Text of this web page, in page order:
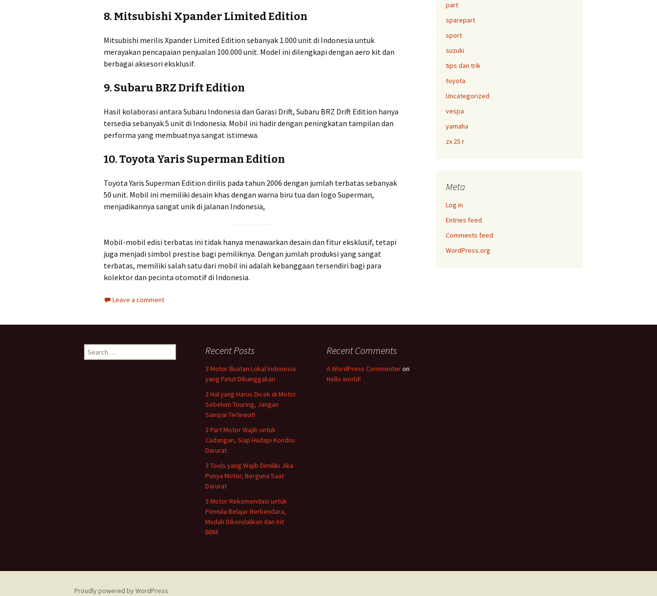
8.Mitsubishi Xpander Limited Edition
Mitsubishi merilis Xpander Limited Edition sebanyak 1.000 unit di Indonesia untuk
merayakan pencapaian penjualan 100.000 unit. Model ini dilengkapi dengan aero kit dan
berbagai aksesori eksklusif.
9.Subaru BRZ Drift Edition
Hasil kolaborasi antara Subaru Indonesia dan Garasi Drift, Subaru BRZ Drift Edition hanya
tersedia sebanyak 5 unit di Indonesia. Mobil ini hadir dengan peningkatan tampilan dan
performa yang membuatnya sangat istimewa.
10.Toyota Yaris Superman Edition
Toyota Yaris Superman Edition dirilis pada tahun 2006 dengan jumlah terbatas sebanyak
50 unit. Mobil ini memiliki desain khas dengan warna biru tua dan logo Superman,
menjadikannya sangat unik di jalanan Indonesia,
Mobil-mobil edisi terbatas ini tidak hanya menawarkan desain dan fitur eksklusif, tetapi
juga menjadi simbol prestise bagi pemiliknya. Dengan jumlah produksi yang sangat
terbatas, memiliki salah satu dari mobil ini adalah kebanggaan tersendiri bagi para
kolektor dan pecinta otomotif di Indonesia.
Leave a comment
part
sparepart
sport
suzuki
tips dan trik
toyota
Uncategorized
vespa
yamaha
zx 25 r
Meta
Log in
Entries feed
Comments feed
WordPress.org
Search
for:
Recent Posts
3 Motor Buatan Lokal Indonesia
yang Patut Dibanggakan
3 Hal yang Harus Dicek di Motor
Sebelum Touring, Jangan
Sampai Terlewat!
3 Part Motor Wajib untuk
Cadangan, Siap Hadapi Kondisi
Darurat
3 Tools yang Wajib Dimiliki Jika
Punya Motor, Berguna Saat
Darurat
3 Motor Rekomendasi untuk
Pemula Belajar Berkendara,
Mudah Dikendalikan dan Irit
BBM
Recent Comments
A WordPress Commenteron
Hello world!
Proudly powered by WordPress